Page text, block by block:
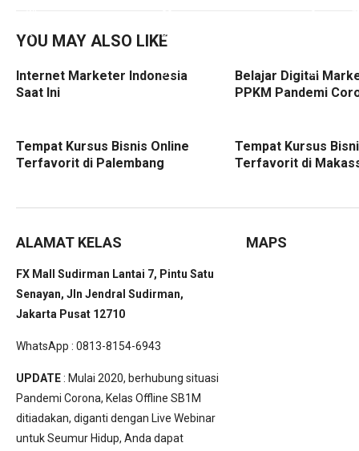
YOU MAY ALSO LIKE
Internet Marketer Indonesia
Saat Ini
Belajar Digital
PPKM Pandemi
Tempat Kursus Bisnis Online
Terfavorit di Palembang
Tempat Kursus
Terfavorit di
ALAMAT KELAS
FX Mall Sudirman Lantai 7, Pintu Satu
Senayan, Jln Jendral Sudirman,
Jakarta Pusat 12710
WhatsApp : 0813-8154-6943
UPDATE: Mulai 2020, berhubung situasi
Pandemi Corona, Kelas Offline SB1M
ditiadakan, diganti dengan Live Webinar
untuk Seumur Hidup, Anda dapat
MAPS